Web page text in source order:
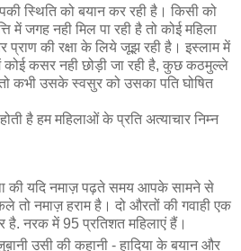
स्थिति को बयान कर रही है। किसी को
में जगह नही मिल पा रही है तो कोई महिला
की रक्षा के लिये जूझ रही है। इस्लाम में
कसर नही छोड़ी जा रही है, कुछ कठमुल्ले
कभी उसके स्वसुर को उसका पति घोषित
है हम महिलाओं के प्रति अत्याचार निम्‍न
की यदि नमाज़ पढ़ते समय आपके सामने से
तो नमाज़ हराम है। दो औरतों की गवाही एक
है. नरक में 95 प्रतिशत महिलाएं हैं।
उसी की कहानी - हादिया के बयान और